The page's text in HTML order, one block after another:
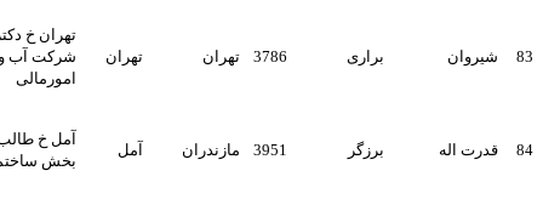
براری 3786 تهران تهران
تهران خ دکتر فاطمی خ حجاب
شرکت آب و فاضلاب مدیریت
برزگر 3951 مازندران آمل
آمل خ طالب آملی خ فیاض
بخش ساختمان شایان ط 2